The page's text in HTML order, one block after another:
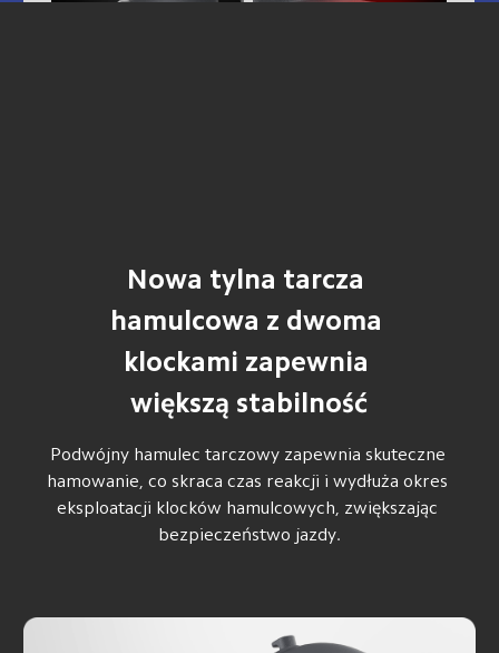
Nowa tylna tarcza
hamulcowa z dwoma
klockami zapewnia
większą stabilność
Podwójny hamulec tarczowy zapewnia skuteczne
hamowanie, co skraca czas reakcji i wydłuża okres
eksploatacji klocków hamulcowych, zwiększając
bezpieczeństwo jazdy.